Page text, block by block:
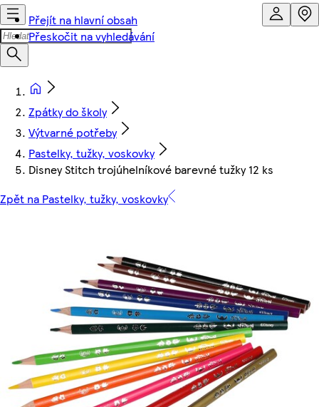
Přejít na hlavní obsah
Přeskočit na vyhledávání
Zpátky do školy
Výtvarné potřeby
Pastelky, tužky, voskovky
Disney Stitch trojúhelníkové barevné tužky 12 ks
Zpět na Pastelky, tužky, voskovky